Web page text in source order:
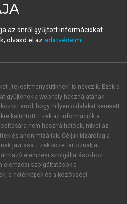
hozz létre új fiókot.
automatikusan
FIÓKKAL
az önről gyűjtött információkat.
olvasd el az adatvédelmi
„teljesítménysütiknek” is nevezik. Ezek a
gyűjtenek a webhely használatának
arról, hogy milyen oldalakat keresett
kattintott. Ezek az információk a
nem használhatóak, mivel az
és anonimizáltak. Céljuk kizárólag a
javítása. Ezek közé tartoznak a
elemzési szolgáltatásokhoz
elemzési szolgáltatások a
a hőtérképek és a közösségi